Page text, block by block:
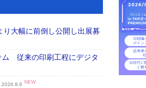
大幅に前倒し公開し出展募
ム 従来の印刷工程にデジタ
2026.8.6 NEW